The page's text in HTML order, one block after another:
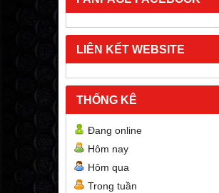
LIÊN KẾT WEBSITE
THỐNG KÊ
Đang online
Hôm nay
Hôm qua
Trong tuần